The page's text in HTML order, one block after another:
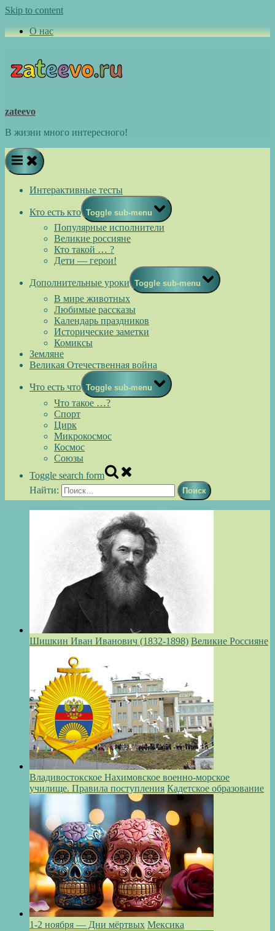
Skip to content
О нас
zateevo
В жизни много интересного!
Интерактивные тесты
Кто есть кто Toggle sub-menu
Популярные исполнители
Великие россияне
Кто такой … ?
Дети — герои!
Дополнительные уроки Toggle sub-menu
В мире животных
Любимые рассказы
Календарь праздников
Исторические заметки
Комиксы
Земляне
Великая Отечественная война
Что есть что Toggle sub-menu
Что такое …?
Спорт
Цирк
Микрокосмос
Космос
Союзы
Toggle search form
Найти:
Шишкин Иван Иванович (1832-1898) Великие Россияне
Владивостокское Нахимовское военно-морское
училище. Правила поступления Кадетское образование
1-2 ноября — Дни мёртвых Мексика